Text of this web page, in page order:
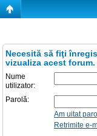
Necesită să fiţi
vizualiza acest forum.
Nume
utilizator:
Parolă:
Am uitat
Retrimite e-